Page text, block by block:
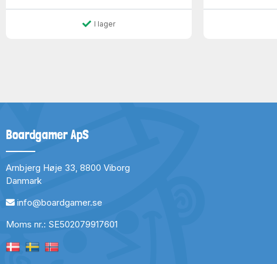
I lager
Boardgamer ApS
Arnbjerg Høje 33, 8800 Viborg
Danmark
info@boardgamer.se
Moms nr.: SE502079917601